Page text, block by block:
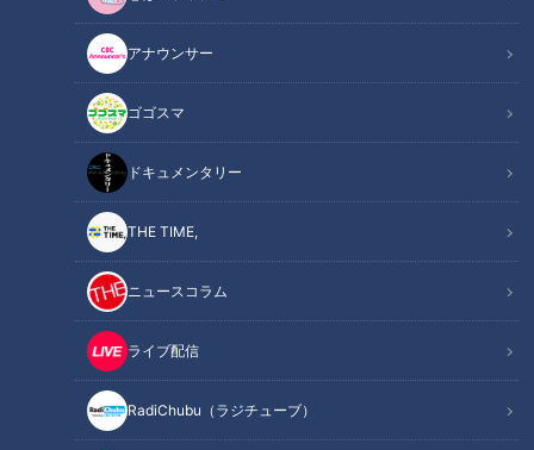
アナウンサー
ゴゴスマ
ドキュメンタリー
THE TIME,
ニュースコラム
ライブ配信
RadiChubu（ラジチューブ）
この記事を見たあなたへのおすすめ